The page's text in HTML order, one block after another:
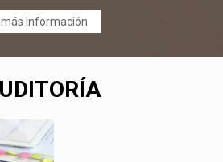
información